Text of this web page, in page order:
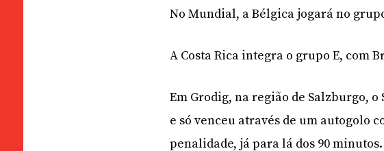
No Mundial, a Bélgica jogará no
A Costa Rica integra o grupo E, com
Em Grodig, na região de Salzburgo,
e só venceu através de um autogolo
penalidade, já para lá dos 90 minutos.